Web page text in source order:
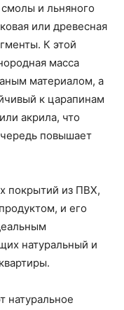
смолы и льняного
или древесная
К этой
масса
материалом, а
к царапинам
акрила, что
повышает
покрытий из ПВХ,
и его
натуральный и
натуральное